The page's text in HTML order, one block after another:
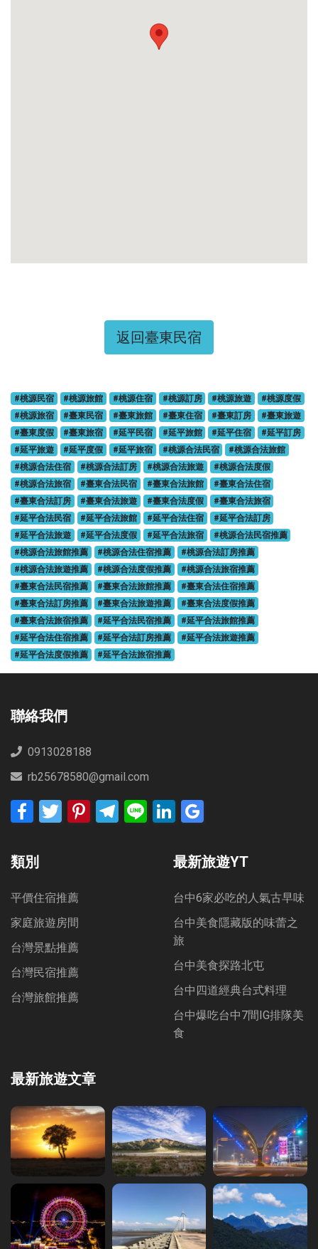
返回臺東民宿
#桃源民宿 #桃源旅館 #桃源住宿 #桃源訂房 #桃源旅遊
#桃源度假
#桃源旅宿
#臺東民宿 #臺東旅館 #臺東住宿 #臺東訂房
#臺東旅遊
#臺東度假
#臺東旅宿 #延平民宿 #延平旅館 #延平住宿
#延平訂房
#延平旅遊
#延平度假 #延平旅宿 #桃源合法民宿
#桃源合法旅館
#桃源合法住宿
#桃源合法訂房 #桃源合法旅遊
#桃源合法度假
#桃源合法旅宿
#臺東合法民宿 #臺東合法旅館
#臺東合法住宿
#臺東合法訂房
#臺東合法旅遊 #臺東合法度假
#臺東合法旅宿
#延平合法民宿
#延平合法旅館 #延平合法住宿
#延平合法訂房
#延平合法旅遊
#延平合法度假 #延平合法旅宿
#桃源合法民宿推薦
#桃源合法旅館推薦
#桃源合法住宿推薦
#桃源合法訂房推薦
#桃源合法旅遊推薦
#桃源合法度假推薦
#桃源合法旅宿推薦
#臺東合法民宿推薦
#臺東合法旅館推薦
#臺東合法住宿推薦
#臺東合法訂房推薦
#臺東合法旅遊推薦
#臺東合法度假推薦
#臺東合法旅宿推薦
#延平合法民宿推薦
#延平合法旅館推薦
#延平合法住宿推薦
#延平合法訂房推薦
#延平合法旅遊推薦
#延平合法度假推薦
#延平合法旅宿推薦
聯絡我們
0913028188
rb25678580@gmail.com
FacebookTwitter PinterestTelegram
Line LinkedIn
類別
平價住宿推薦
家庭旅遊房間
台灣景點推薦
台灣民宿推薦
台灣旅館推薦
最新旅遊文章
最新旅遊YT
台中6家必吃的人氣古早味
台中美食隱藏版的味蕾之
旅
台中美食探路北屯
台中四道經典台式料理
台中爆吃台中7間IG排隊美
食